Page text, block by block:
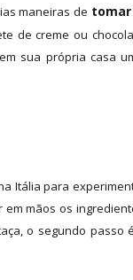
maneiras de
de creme ou
sua própria casa
Itália para
mãos os
o segundo